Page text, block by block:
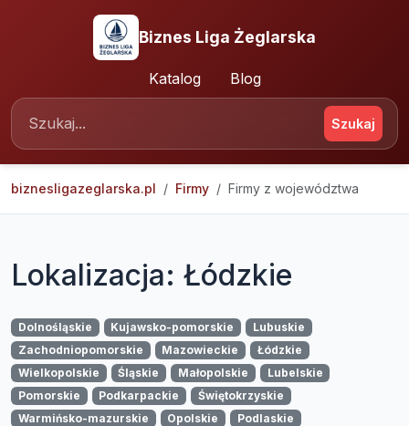
Biznes Liga Żeglarska
Katalog Blog
Szukaj
biznesligazeglarska.pl Firmy Firmy z województwa
Lokalizacja: Łódzkie
Dolnośląskie Kujawsko-pomorskie
Lubuskie
Zachodniopomorskie
Mazowieckie
Łódzkie
Wielkopolskie
Śląskie Małopolskie
Lubelskie
Pomorskie
Podkarpackie
Świętokrzyskie
Warmińsko-mazurskie
Opolskie Podlaskie